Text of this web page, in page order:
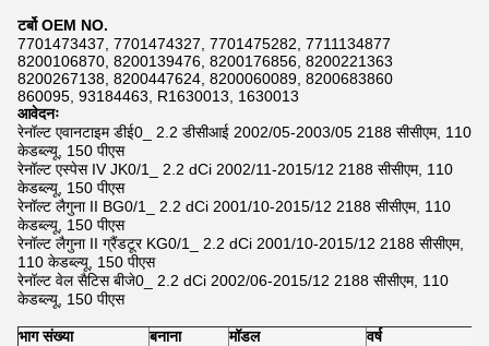
टर्बो OEM NO.
7701473437, 7701474327, 7701475282, 7711134877
8200106870, 8200139476, 8200176856, 8200221363
8200267138, 8200447624, 8200060089, 8200683860
860095, 93184463, R1630013, 1630013
आवेदनः
रेनॉल्ट एवानटाइम डीई0_ 2.2 डीसीआई 2002/05-2003/05 2188 सीसीएम, 110
केडब्ल्यू, 150 पीएस
रेनॉल्ट एस्पेस IV JK0/1_ 2.2 dCi 2002/11-2015/12 2188 सीसीएम, 110
केडब्ल्यू, 150 पीएस
रेनॉल्ट लैगुना II BG0/1_ 2.2 dCi 2001/10-2015/12 2188 सीसीएम, 110
केडब्ल्यू, 150 पीएस
रेनॉल्ट लैगुना II ग्रैंडटूर KG0/1_ 2.2 dCi 2001/10-2015/12 2188 सीसीएम,
110 केडब्ल्यू, 150 पीएस
रेनॉल्ट वेल सैटिस बीजे0_ 2.2 dCi 2002/06-2015/12 2188 सीसीएम, 110
केडब्ल्यू, 150 पीएस
भाग संख्या बनाना मॉडल
वर्ष